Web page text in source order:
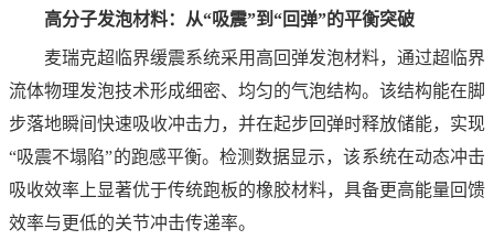
高分子发泡材料：从“吸震”到“回弹”的平衡突破
麦瑞克超临界缓震系统采用高回弹发泡材料，通过超临界
流体物理发泡技术形成细密、均匀的气泡结构。该结构能在脚
步落地瞬间快速吸收冲击力，并在起步回弹时释放储能，实现
“吸震不塌陷”的跑感平衡。检测数据显示，该系统在动态冲击
吸收效率上显著优于传统跑板的橡胶材料，具备更高能量回馈
效率与更低的关节冲击传递率。